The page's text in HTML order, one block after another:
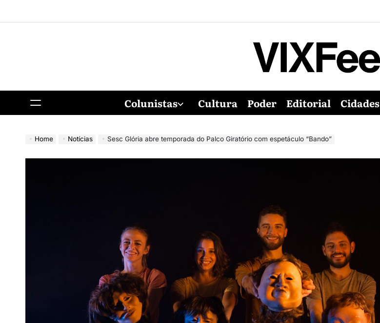
Colunistas Cultura Poder Editorial Cidades
Home Notícias Sesc Glória abre temporada do Palco Giratório com espetáculo “Bando”